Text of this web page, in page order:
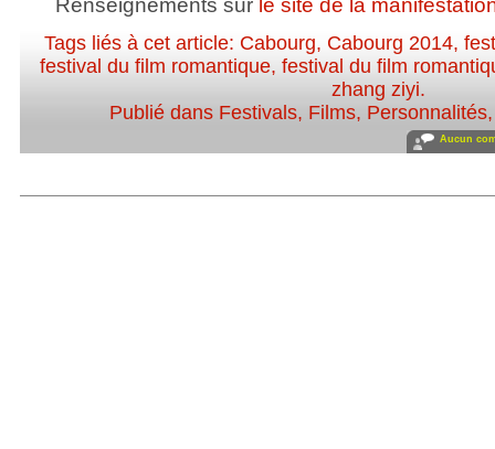
Renseignements sur le site de la
Tags liés à cet article: Cabourg, Cabourg 2014,
festival du film romantique,festival du film
zhang ziyi.
Publié dans Festivals, Films,
Aucun